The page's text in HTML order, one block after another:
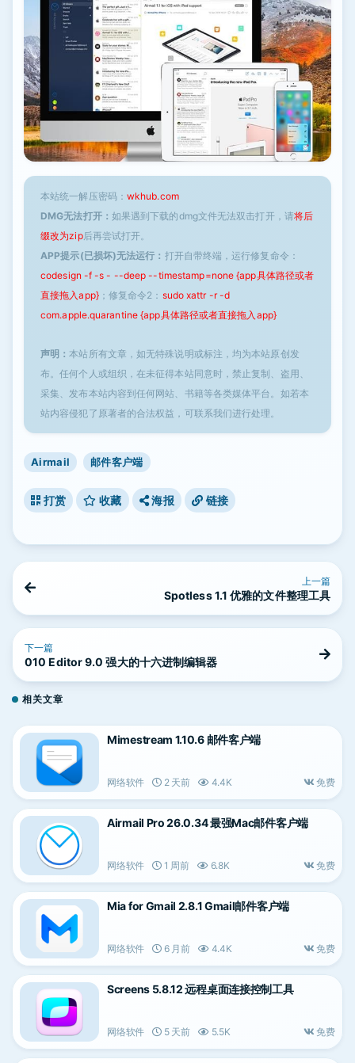
本站统一解压密码： wkhub.com
DMG无法打开： 如果遇到下载的dmg文件无法双击打开，请将后
缀改为zip后再尝试打开。
APP提示(已损坏)无法运行： 打开自带终端，运行修复命令：
codesign -f -s - --deep --timestamp=none {app具体路径或者
直接拖入app}；修复命令2： sudo xattr -r -d
com.apple.quarantine {app具体路径或者直接拖入app}
声明：本站所有文章，如无特殊说明或标注，均为本站原创发
布。任何个人或组织，在未征得本站同意时，禁止复制、盗用、
采集、发布本站内容到任何网站、书籍等各类媒体平台。如若本
站内容侵犯了原著者的合法权益，可联系我们进行处理。
Airmail 邮件客户端
打赏 收藏 海报 链接
上一篇
Spotless 1.1 优雅的文件整理工具
下一篇
010 Editor 9.0 强大的十六进制编辑器
相关文章
Mimestream 1.10.6 邮件客户端
网络软件 2 天前 4.4K 免费
Airmail Pro 26.0.34 最强Mac邮件客户端
网络软件 1 周前 6.8K 免费
Mia for Gmail 2.8.1 Gmail邮件客户端
网络软件 6 月前 4.4K 免费
Screens 5.8.12 远程桌面连接控制工具
网络软件 5 天前 5.5K 免费